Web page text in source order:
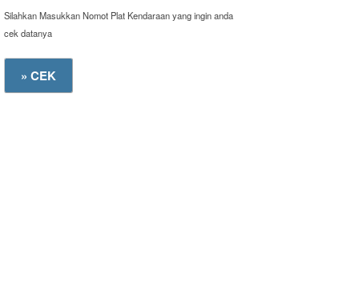
Silahkan Masukkan Nomot Plat Kendaraan yang ingin anda
cek datanya